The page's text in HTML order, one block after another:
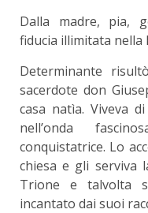
Dalla madre, pia,
fiducia illimitata nella
Determinante
sacerdote don
casa natìa. Viveva
nell’onda
conquistatrice. Lo
chiesa e gli serviva
Trione e talvolta
incantato dai suoi